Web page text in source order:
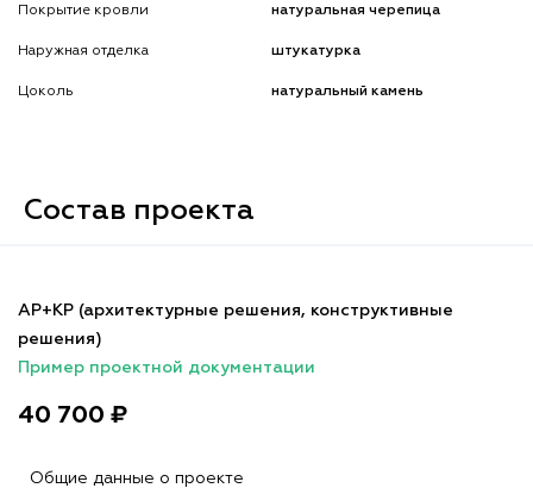
Покрытие кровли натуральная черепица
Наружная отделка штукатурка
Цоколь натуральный камень
Состав проекта
АР+КР (архитектурные решения, конструктивные
решения)
Пример проектной документации
40 700 ₽
Общие данные о проекте